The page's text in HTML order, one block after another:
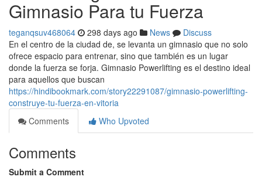
Gimnasio Para tu Fuerza
teganqsuv468064 298 days ago News
Discuss
En el centro de la ciudad de, se levanta un gimnasio que no solo
ofrece espacio para entrenar, sino que también es un lugar
donde la fuerza se forja. Gimnasio Powerlifting es el destino ideal
para aquellos que buscan
https://hindibookmark.com/story22291087/gimnasio-powerlifting-
construye-tu-fuerza-en-vitoria
Comments
Who Upvoted
Comments
Submit a Comment